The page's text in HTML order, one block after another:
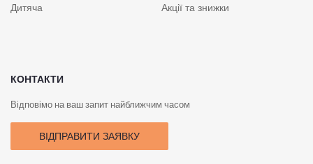
Дитяча
Акції та знижки
КОНТАКТИ
Відповімо на ваш запит найближчим часом
ВІДПРАВИТИ ЗАЯВКУ